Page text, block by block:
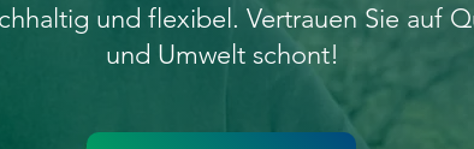
und flexibel. Vertrauen Sie auf
und Umwelt schont!